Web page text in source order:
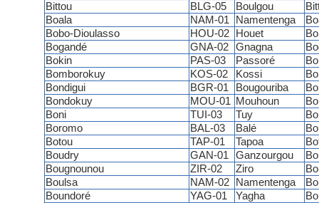
Bittou
BLG-05 Boulgou
Boala
NAM-01 Namentenga
Bobo-Dioulasso
HOU-02 Houet
Bogandé
GNA-02 Gnagna
Bokin
PAS-03 Passoré
Bomborokuy
KOS-02 Kossi
Bondigui
BGR-01 Bougouriba
Bondokuy
MOU-01 Mouhoun
Boni
TUI-03 Tuy
Boromo
BAL-03 Balé
Botou
TAP-01 Tapoa
Boudry
GAN-01 Ganzourgou
Bougnounou
ZIR-02 Ziro
Boulsa
NAM-02 Namentenga
Boundoré
YAG-01 Yagha